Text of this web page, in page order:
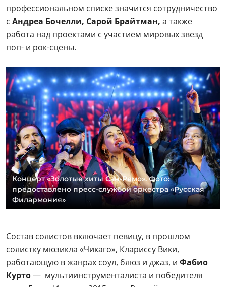
профессиональном списке значится сотрудничество
с Андреа Бочелли, Сарой Брайтман, а также
работа над проектами с участием мировых звезд
поп- и рок-сцены.
Концерт «Золотые хиты Сан-Ремо». Фото:
предоставлено пресс-службой оркестра «Русская
Филармония»
Состав солистов включает певицу, в прошлом
солистку мюзикла «Чикаго», Клариссу Вики,
работающую в жанрах соул, блюз и джаз, и Фабио
Курто— мультиинструменталиста и победителя